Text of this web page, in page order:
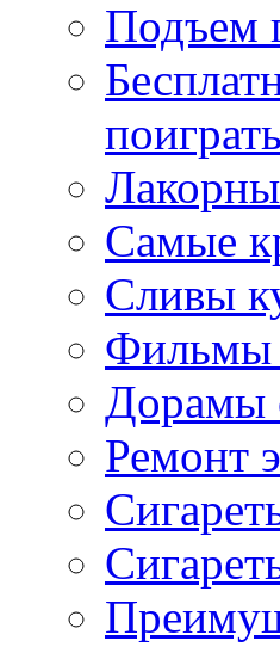
Подъем
поиграть
Самые
Сливы
Фильмы
Дорамы
Ремонт